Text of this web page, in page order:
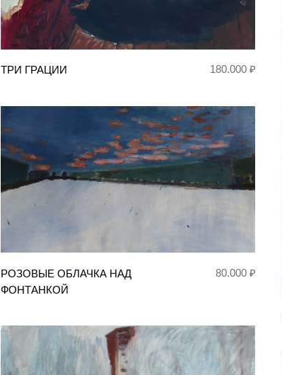
ТРИ ГРАЦИИ
РОЗОВЫЕ ОБЛАЧКА НАД
ФОНТАНКОЙ
80.000 ₽
180.000 ₽